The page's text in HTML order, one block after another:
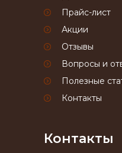
Прайс-лист
Акции
Отзывы
Вопросы и
Полезные
Контакты
Контакты